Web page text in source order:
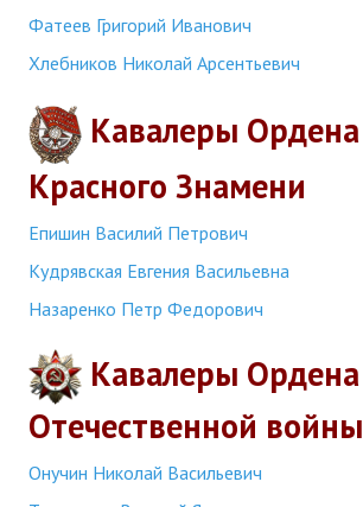
Фатеев Григорий Иванович
Хлебников Николай Арсентьевич
Кавалеры Ордена
Красного Знамени
Епишин Василий Петрович
Кудрявская Евгения Васильевна
Назаренко Петр Федорович
Кавалеры Ордена
Отечественной войны
Онучин Николай Васильевич